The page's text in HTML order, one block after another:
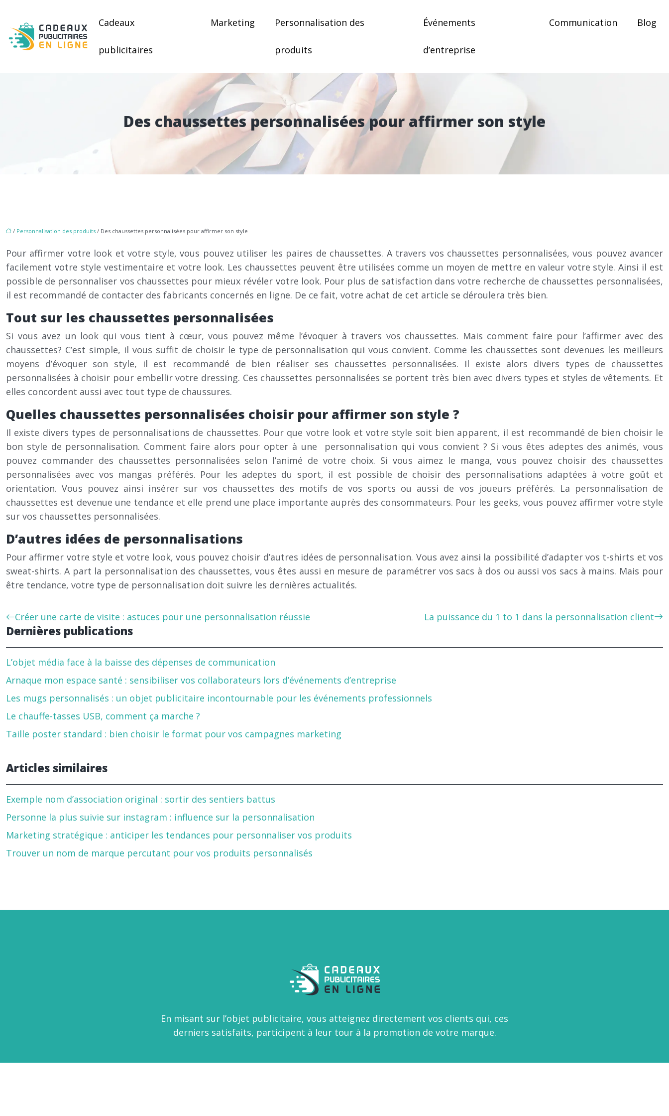
Cadeaux
publicitaires
Marketing Personnalisation des
produits
Événements
d’entreprise
Communication Blog
Des chaussettes personnalisées pour affirmer son style
/ Personnalisation des produits / Des chaussettes personnalisées pour affirmer son style
Pour affirmer votre look et votre style, vous pouvez utiliser les paires de chaussettes. A travers vos chaussettes personnalisées, vous pouvez avancer
facilement votre style vestimentaire et votre look. Les chaussettes peuvent être utilisées comme un moyen de mettre en valeur votre style. Ainsi il est
possible de personnaliser vos chaussettes pour mieux révéler votre look. Pour plus de satisfaction dans votre recherche de chaussettes personnalisées,
il est recommandé de contacter des fabricants concernés en ligne. De ce fait, votre achat de cet article se déroulera très bien.
Tout sur les chaussettes personnalisées
Si vous avez un look qui vous tient à cœur, vous pouvez même l’évoquer à travers vos chaussettes. Mais comment faire pour l’affirmer avec des
chaussettes? C’est simple, il vous suffit de choisir le type de personnalisation qui vous convient. Comme les chaussettes sont devenues les meilleurs
moyens d’évoquer son style, il est recommandé de bien réaliser ses chaussettes personnalisées. Il existe alors divers types de chaussettes
personnalisées à choisir pour embellir votre dressing. Ces chaussettes personnalisées se portent très bien avec divers types et styles de vêtements. Et
elles concordent aussi avec tout type de chaussures.
Quelles chaussettes personnalisées choisir pour affirmer son style ?
Il existe divers types de personnalisations de chaussettes. Pour que votre look et votre style soit bien apparent, il est recommandé de bien choisir le
bon style de personnalisation. Comment faire alors pour opter à une personnalisation qui vous convient ? Si vous êtes adeptes des animés, vous
pouvez commander des chaussettes personnalisées selon l’animé de votre choix. Si vous aimez le manga, vous pouvez choisir des chaussettes
personnalisées avec vos mangas préférés. Pour les adeptes du sport, il est possible de choisir des personnalisations adaptées à votre goût et
orientation. Vous pouvez ainsi insérer sur vos chaussettes des motifs de vos sports ou aussi de vos joueurs préférés. La personnalisation de
chaussettes est devenue une tendance et elle prend une place importante auprès des consommateurs. Pour les geeks, vous pouvez affirmer votre style
sur vos chaussettes personnalisées.
D’autres idées de personnalisations
Pour affirmer votre style et votre look, vous pouvez choisir d’autres idées de personnalisation. Vous avez ainsi la possibilité d’adapter vos t-shirts et vos
sweat-shirts. A part la personnalisation des chaussettes, vous êtes aussi en mesure de paramétrer vos sacs à dos ou aussi vos sacs à mains. Mais pour
être tendance, votre type de personnalisation doit suivre les dernières actualités.
Créer une carte de visite : astuces pour une personnalisation réussie La puissance du 1 to 1 dans la personnalisation client
Dernières publications
L’objet média face à la baisse des dépenses de communication
Arnaque mon espace santé : sensibiliser vos collaborateurs lors d’événements d’entreprise
Les mugs personnalisés : un objet publicitaire incontournable pour les événements professionnels
Le chauffe-tasses USB, comment ça marche ?
Taille poster standard : bien choisir le format pour vos campagnes marketing
Articles similaires
Exemple nom d’association original : sortir des sentiers battus
Personne la plus suivie sur instagram : influence sur la personnalisation
Marketing stratégique : anticiper les tendances pour personnaliser vos produits
Trouver un nom de marque percutant pour vos produits personnalisés
En misant sur l’objet publicitaire, vous atteignez directement vos clients qui, ces
derniers satisfaits, participent à leur tour à la promotion de votre marque.